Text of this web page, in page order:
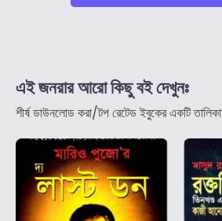
এই জনরার আরো কিছু বই দেখুনঃ
শীর্ষ ডাউনলোড করা/টপ রেটেড ইবুকের একটি তালিকা